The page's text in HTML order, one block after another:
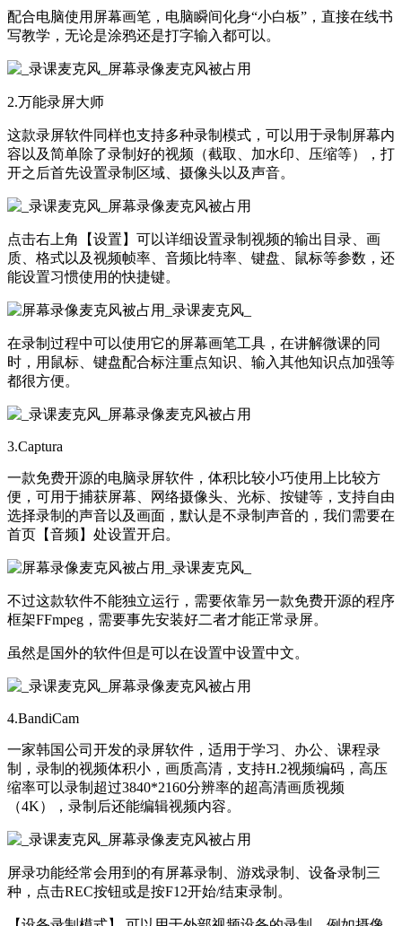
配合电脑使用屏幕画笔，电脑瞬间化身“小白板”，直接在线书
写教学，无论是涂鸦还是打字输入都可以。
2.万能录屏大师
这款录屏软件同样也支持多种录制模式，可以用于录制屏幕内
容以及简单除了录制好的视频（截取、加水印、压缩等），打
开之后首先设置录制区域、摄像头以及声音。
点击右上角【设置】可以详细设置录制视频的输出目录、画
质、格式以及视频帧率、音频比特率、键盘、鼠标等参数，还
能设置习惯使用的快捷键。
在录制过程中可以使用它的屏幕画笔工具，在讲解微课的同
时，用鼠标、键盘配合标注重点知识、输入其他知识点加强等
都很方便。
3.Captura
一款免费开源的电脑录屏软件，体积比较小巧使用上比较方
便，可用于捕获屏幕、网络摄像头、光标、按键等，支持自由
选择录制的声音以及画面，默认是不录制声音的，我们需要在
首页【音频】处设置开启。
不过这款软件不能独立运行，需要依靠另一款免费开源的程序
框架FFmpeg，需要事先安装好二者才能正常录屏。
虽然是国外的软件但是可以在设置中设置中文。
4.BandiCam
一家韩国公司开发的录屏软件，适用于学习、办公、课程录
制，录制的视频体积小，画质高清，支持H.2视频编码，高压
缩率可以录制超过3840*2160分辨率的超高清画质视频
（4K），录制后还能编辑视频内容。
屏录功能经常会用到的有屏幕录制、游戏录制、设备录制三
种，点击REC按钮或是按F12开始/结束录制。